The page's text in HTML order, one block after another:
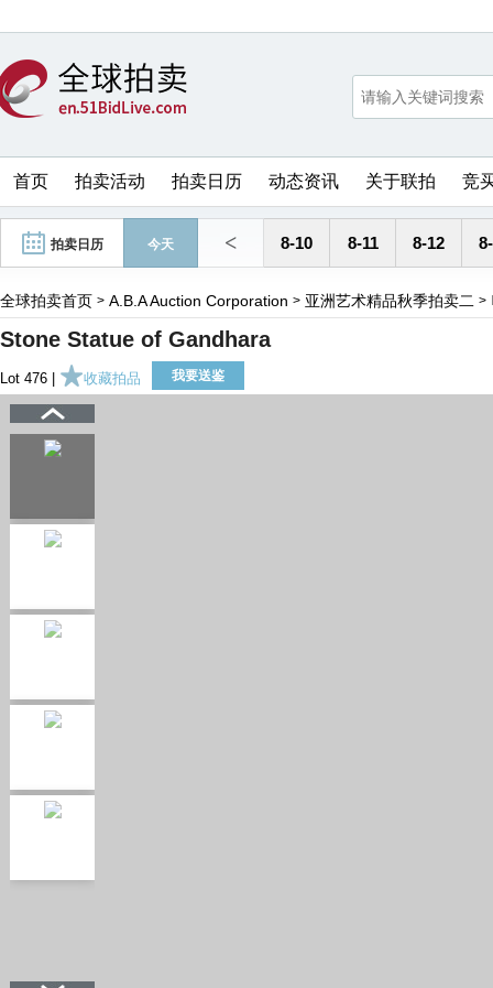
首页 拍卖活动 拍卖日历 动态资讯 关于联拍 竞
拍卖日历 今天 < 8-10 8-11 8-12
全球拍卖首页 > A.B.A Auction Corporation > 亚洲艺术精品秋季拍卖二 >
Stone Statue of Gandhara
Lot 476 | 收藏拍品 我要送鉴